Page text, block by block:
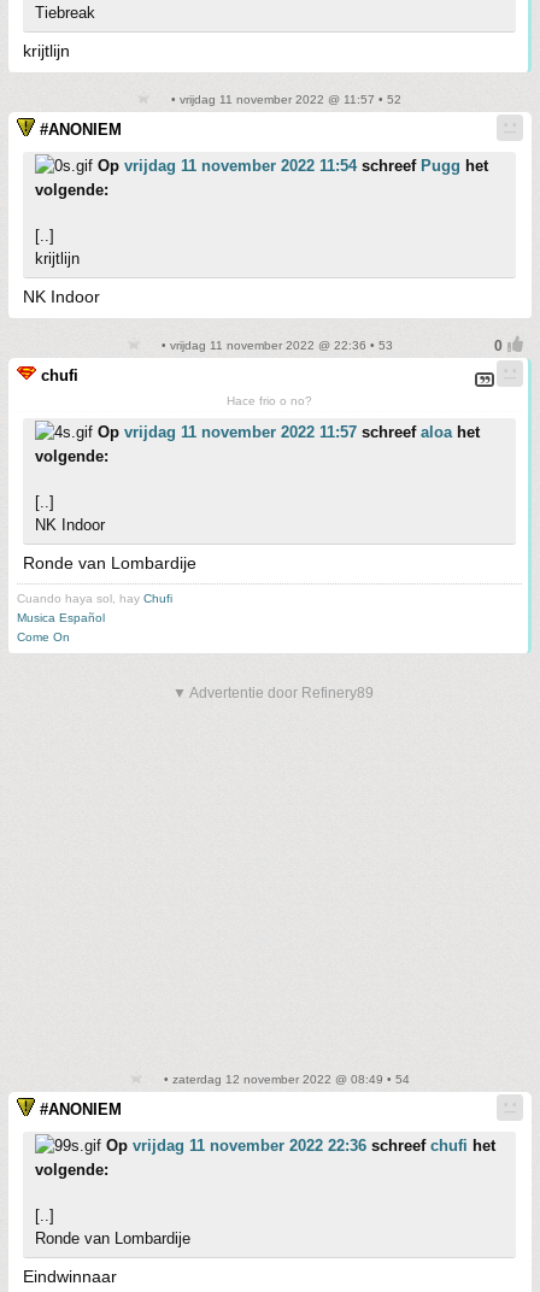
Tiebreak
krijtlijn
• vrijdag 11 november 2022 @ 11:57 • 52
#ANONIEM
Op vrijdag 11 november 2022 11:54schreef Pugg het
volgende:
[..]
krijtlijn
NK Indoor
• vrijdag 11 november 2022 @ 22:36 • 53
chufi
Hace frio o no?
Op vrijdag 11 november 2022 11:57 schreef aloahet
volgende:
[..]
NK Indoor
Ronde van Lombardije
Cuando haya sol, hay Chufi
Musica Español
Come On
▼ Advertentie door Refinery89
• zaterdag 12 november 2022 @ 08:49 • 54
#ANONIEM
Op vrijdag 11 november 2022 22:36 schreef chufi het
volgende:
[..]
Ronde van Lombardije
Eindwinnaar